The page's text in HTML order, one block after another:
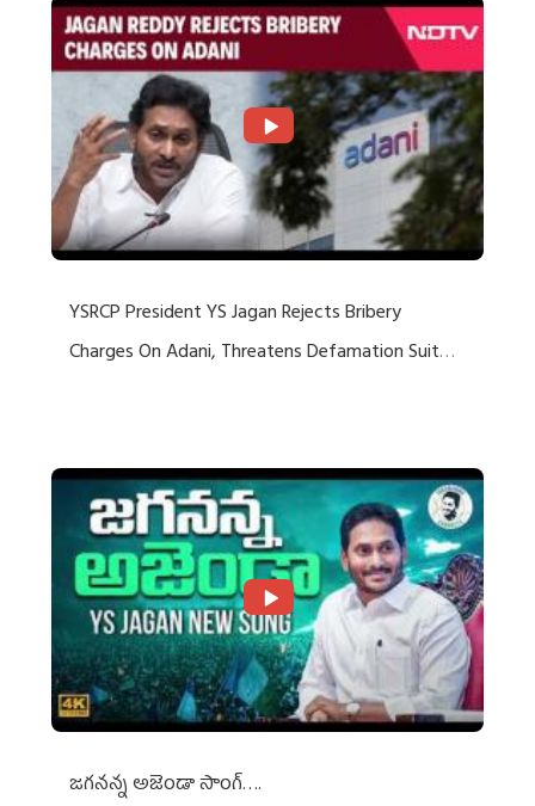
YSRCP President YS Jagan Rejects Bribery
Charges On Adani, Threatens Defamation Suit
జగనన్న అజెండా సాంగ్….